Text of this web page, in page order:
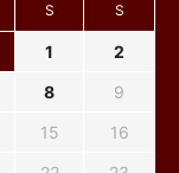
S S
1
2
8
9
15
16